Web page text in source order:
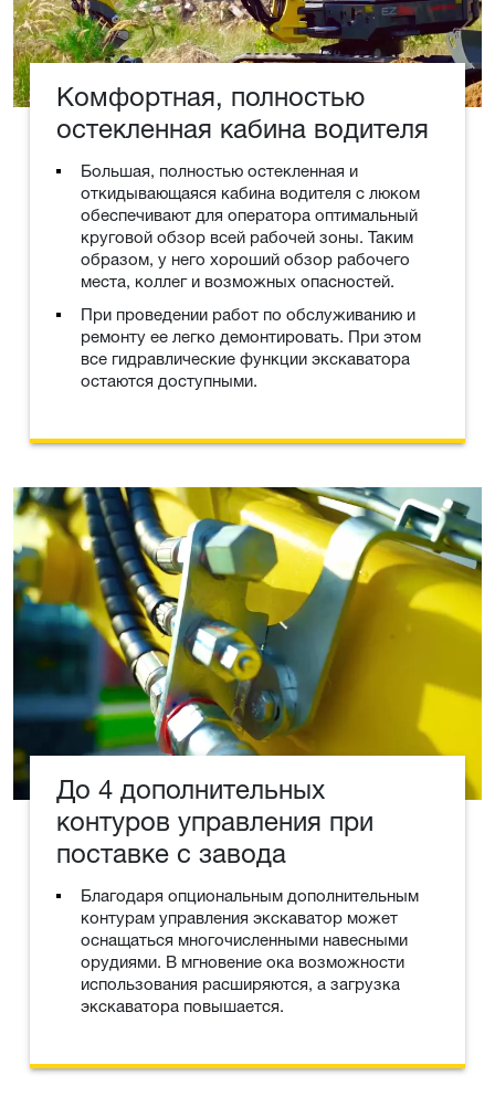
Комфортная, полностью
остекленная кабина водителя
Большая, полностью остекленная и
откидывающаяся кабина водителя с люком
обеспечивают для оператора оптимальный
круговой обзор всей рабочей зоны. Таким
образом, у него хороший обзор рабочего
места, коллег и возможных опасностей.
При проведении работ по обслуживанию и
ремонту ее легко демонтировать. При этом
все гидравлические функции экскаватора
остаются доступными.
До 4 дополнительных
контуров управления при
поставке с завода
Благодаря опциональным дополнительным
контурам управления экскаватор может
оснащаться многочисленными навесными
орудиями. В мгновение ока возможности
использования расширяются, а загрузка
экскаватора повышается.